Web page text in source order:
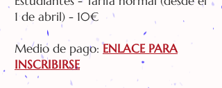
1 de abril) - 10€
Medio de pago:ENLACE PARA
INSCRIBIRSE